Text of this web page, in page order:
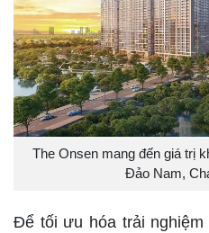
The Onsen mang đến giá trị
Đảo Nam,
Để tối ưu hóa trải